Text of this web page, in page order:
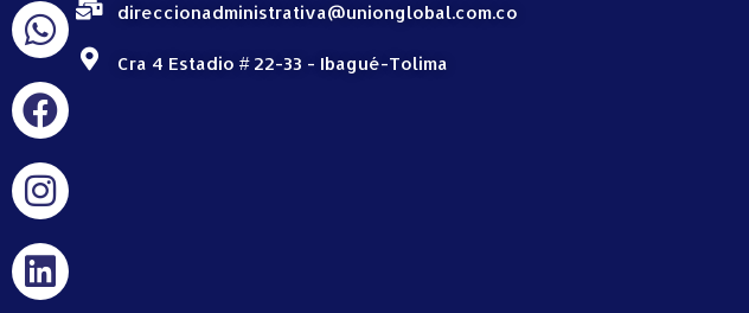
direccionadministrativa@unionglobal.com.co
Cra 4 Estadio # 22-33 - Ibagué-Tolima